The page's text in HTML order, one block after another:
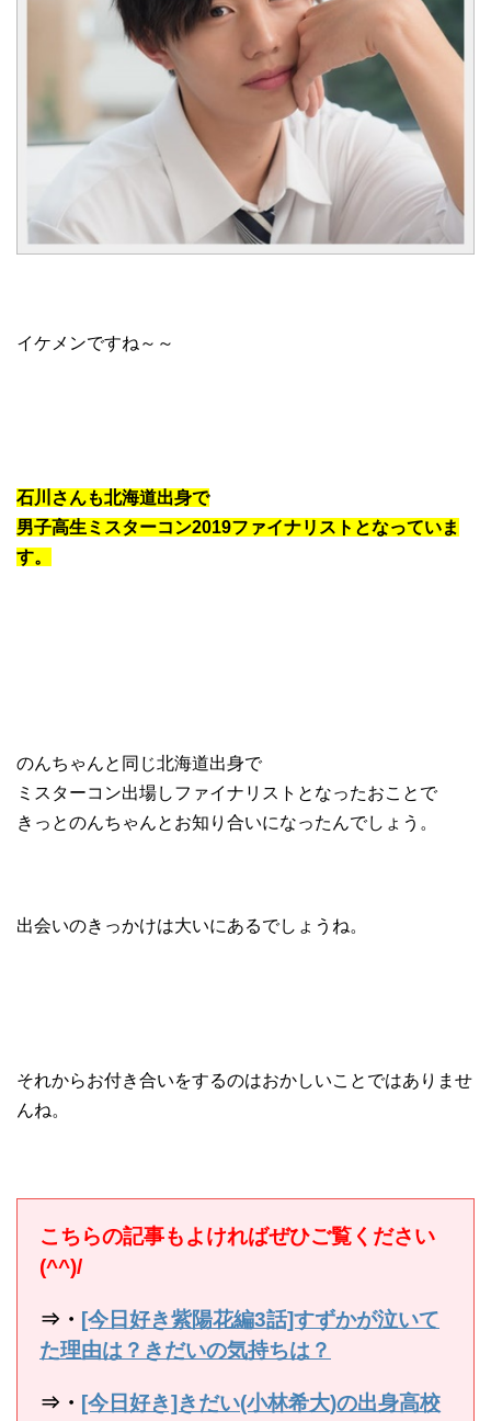
イケメンですね～～
石川さんも北海道出身で
男子高生ミスターコン2019ファイナリストとなっていま
す。
のんちゃんと同じ北海道出身で
ミスターコン出場しファイナリストとなったおことで
きっとのんちゃんとお知り合いになったんでしょう。
出会いのきっかけは大いにあるでしょうね。
それからお付き合いをするのはおかしいことではありませ
んね。
こちらの記事もよければぜひご覧ください
(^^)/
⇒・ [今日好き紫陽花編3話]すずかが泣いて
た理由は？きだいの気持ちは？
⇒・ [今日好き]きだい(小林希大)の出身高校